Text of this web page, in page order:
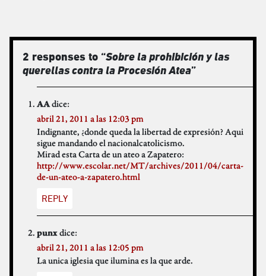
2 responses to “Sobre la prohibición y las
querellas contra la Procesión Atea”
AAdice:
abril 21, 2011 a las 12:03 pm
Indignante, ¿donde queda la libertad de expresión? Aqui
sigue mandando el nacionalcatolicismo.
Mirad esta Carta de un ateo a Zapatero:
http://www.escolar.net/MT/archives/2011/04/carta-
de-un-ateo-a-zapatero.html
REPLY
punxdice:
abril 21, 2011 a las 12:05 pm
La unica iglesia que ilumina es la que arde.